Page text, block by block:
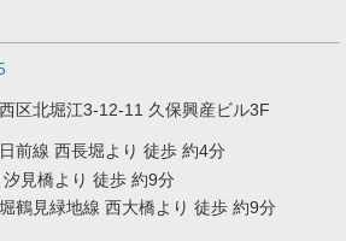
区北堀江3-12-11 久保興産ビル3F
前線 西長堀より 徒歩 約4分
見橋より 徒歩 約9分
鶴見緑地線 西大橋より 徒歩 約9分